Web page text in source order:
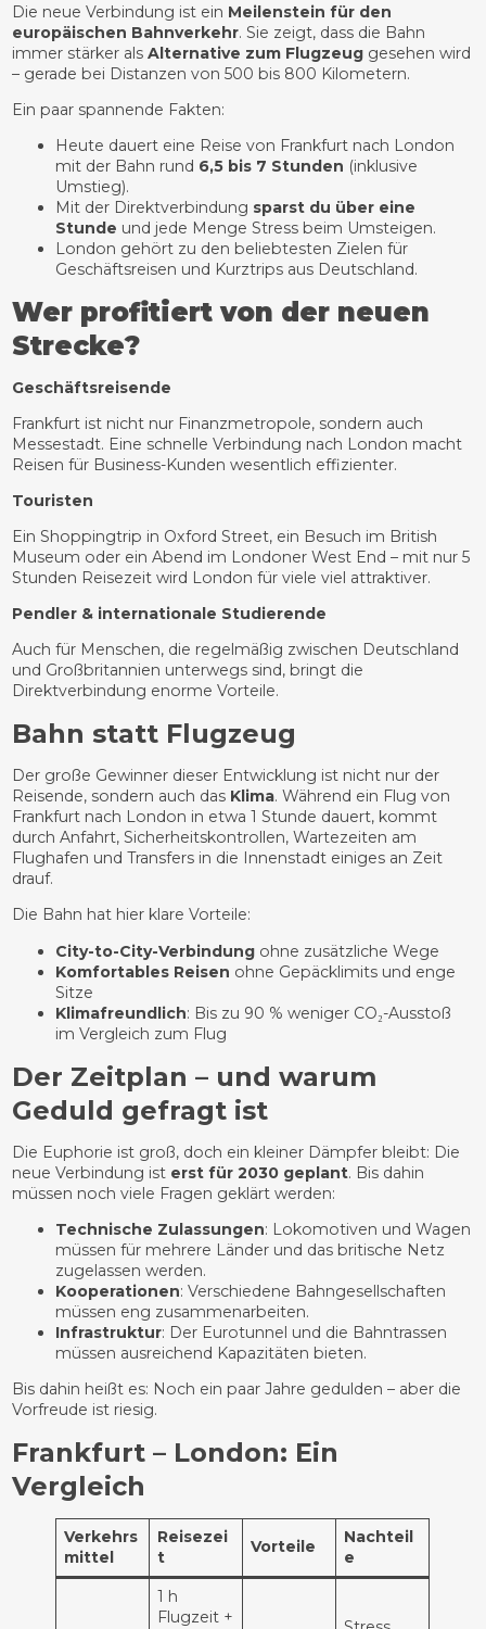
Die neue Verbindung ist ein Meilenstein für den
europäischen Bahnverkehr. Sie zeigt, dass die Bahn
immer stärker alsAlternative zum Flugzeug gesehen wird
– gerade bei Distanzen von 500 bis 800 Kilometern.
Ein paar spannende Fakten:
Heute dauert eine Reise von Frankfurt nach London
mit der Bahn rund 6,5 bis 7 Stunden (inklusive
Umstieg).
Mit der Direktverbindung sparst du über eine
Stunde und jede Menge Stress beim Umsteigen.
London gehört zu den beliebtesten Zielen für
Geschäftsreisen und Kurztrips aus Deutschland.
Wer profitiert von der neuen
Strecke?
Geschäftsreisende
Frankfurt ist nicht nur Finanzmetropole, sondern auch
Messestadt. Eine schnelle Verbindung nach London macht
Reisen für Business-Kunden wesentlich effizienter.
Touristen
Ein Shoppingtrip in Oxford Street, ein Besuch im British
Museum oder ein Abend im Londoner West End – mit nur 5
Stunden Reisezeit wird London für viele viel attraktiver.
Pendler & internationale Studierende
Auch für Menschen, die regelmäßig zwischen Deutschland
und Großbritannien unterwegs sind, bringt die
Direktverbindung enorme Vorteile.
Bahn statt Flugzeug
Der große Gewinner dieser Entwicklung ist nicht nur der
Reisende, sondern auch das Klima. Während ein Flug von
Frankfurt nach London in etwa 1 Stunde dauert, kommt
durch Anfahrt, Sicherheitskontrollen, Wartezeiten am
Flughafen und Transfers in die Innenstadt einiges an Zeit
drauf.
Die Bahn hat hier klare Vorteile:
City-to-City-Verbindung ohne zusätzliche Wege
Komfortables Reisen ohne Gepäcklimits und enge
Sitze
Klimafreundlich: Bis zu 90 % weniger CO₂-Ausstoß
im Vergleich zum Flug
Der Zeitplan – und warum
Geduld gefragt ist
Die Euphorie ist groß, doch ein kleiner Dämpfer bleibt: Die
neue Verbindung ist erst für 2030 geplant. Bis dahin
müssen noch viele Fragen geklärt werden:
Technische Zulassungen: Lokomotiven und Wagen
müssen für mehrere Länder und das britische Netz
zugelassen werden.
Kooperationen: Verschiedene Bahngesellschaften
müssen eng zusammenarbeiten.
Infrastruktur: Der Eurotunnel und die Bahntrassen
müssen ausreichend Kapazitäten bieten.
Bis dahin heißt es: Noch ein paar Jahre gedulden – aber die
Vorfreude ist riesig.
Frankfurt – London: Ein
Vergleich
Verkehrs
mittel
Reisezei
t
Vorteile
Nachteil
e
1 h
Flugzeit +